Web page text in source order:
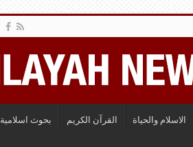
الاسلام والحياة القرآن الكريم بحوث اسلامية